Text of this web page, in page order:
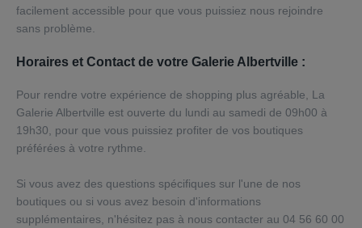
facilement accessible pour que vous puissiez nous rejoindre
sans problème.
Horaires et Contact de votre Galerie Albertville :
Pour rendre votre expérience de shopping plus agréable, La
Galerie Albertville est ouverte du lundi au samedi de 09h00 à
19h30, pour que vous puissiez profiter de vos boutiques
préférées à votre rythme.
Si vous avez des questions spécifiques sur l'une de nos
boutiques ou si vous avez besoin d'informations
supplémentaires, n'hésitez pas à nous contacter au 04 56 60 00